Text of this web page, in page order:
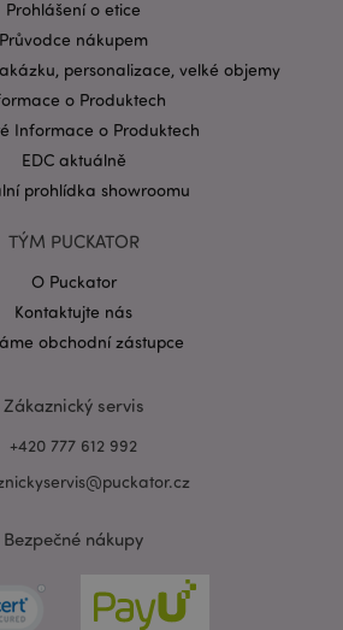
Prohlášení o etice
Průvodce nákupem
personalizace, velké objemy
o Produktech
Informace o Produktech
EDC aktuálně
prohlídka showroomu
TÝM PUCKATOR
O Puckator
Kontaktujte nás
obchodní zástupce
Zákaznický servis
+420 777 612 992
Bezpečné nákupy
Adobe Inc.
osobních údajů společnosti